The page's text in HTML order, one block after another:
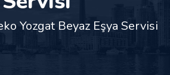
Yozgat Beyaz Eşya Servisi